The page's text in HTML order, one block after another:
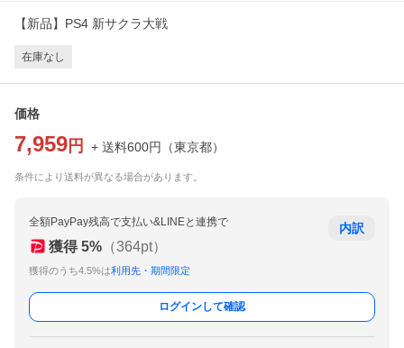
【新品】PS4 新サクラ大戦
在庫なし
価格
7,959 円 + 送料600円 （東京都）
条件により送料が異なる場合があります。
全額PayPay残高で支払い&LINEと連携で
獲得 5% （364pt）
獲得のうち4.5%は利用先・期間限定
内訳
ログインして確認